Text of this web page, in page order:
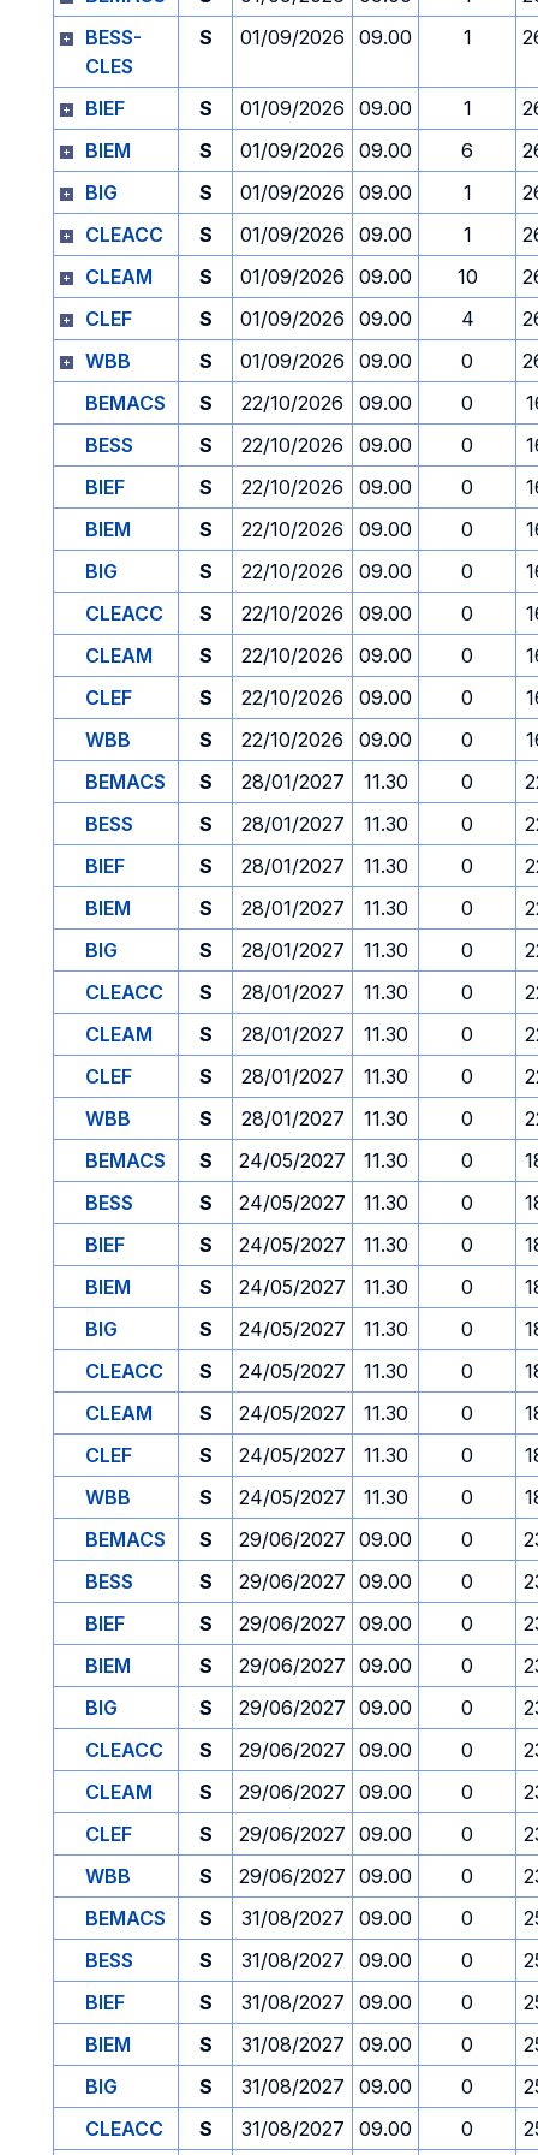
BESS-
CLES
S 01/09/2026 09.00 1
BIEF S 01/09/2026 09.00 1
BIEM
S 01/09/2026 09.00 6
BIG
S 01/09/2026 09.00 1
CLEACC
S 01/09/2026 09.00 1
CLEAM
S 01/09/2026 09.00 10
CLEF
S 01/09/2026 09.00 4
WBB
S 01/09/2026 09.00 0
BEMACS
S 22/10/2026 09.00 0
BESS
S 22/10/2026 09.00 0
BIEF
S 22/10/2026 09.00 0
BIEM
S 22/10/2026 09.00 0
BIG
S 22/10/2026 09.00 0
CLEACC
S 22/10/2026 09.00 0
CLEAM
S 22/10/2026 09.00 0
CLEF
S 22/10/2026 09.00 0
WBB
S 22/10/2026 09.00 0
BEMACS
S 28/01/2027 11.30 0
BESS
S 28/01/2027 11.30 0
BIEF
S 28/01/2027 11.30 0
BIEM
S 28/01/2027 11.30 0
BIG
S 28/01/2027 11.30 0
CLEACC
S 28/01/2027 11.30 0
CLEAM
S 28/01/2027 11.30 0
CLEF
S 28/01/2027 11.30 0
WBB
S 28/01/2027 11.30 0
BEMACS
S 24/05/2027 11.30 0
BESS
S 24/05/2027 11.30 0
BIEF
S 24/05/2027 11.30 0
BIEM
S 24/05/2027 11.30 0
BIG
S 24/05/2027 11.30 0
CLEACC
S 24/05/2027 11.30 0
CLEAM
S 24/05/2027 11.30 0
CLEF
S 24/05/2027 11.30 0
WBB
S 24/05/2027 11.30 0
BEMACS
S 29/06/2027 09.00 0
BESS
S 29/06/2027 09.00 0
BIEF
S 29/06/2027 09.00 0
BIEM
S 29/06/2027 09.00 0
BIG
S 29/06/2027 09.00 0
CLEACC
S 29/06/2027 09.00 0
CLEAM
S 29/06/2027 09.00 0
CLEF
S 29/06/2027 09.00 0
WBB
S 29/06/2027 09.00 0
BEMACS
S 31/08/2027 09.00 0
BESS
S 31/08/2027 09.00 0
BIEF
S 31/08/2027 09.00 0
BIEM
S 31/08/2027 09.00 0
BIG
S 31/08/2027 09.00 0
CLEACC
S 31/08/2027 09.00 0